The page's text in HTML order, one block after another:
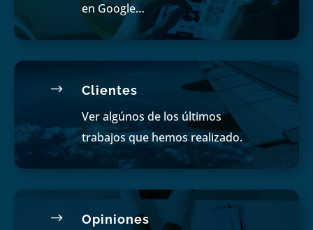
en Google…
$ Clientes
Ver algúnos de los últimos
trabajos que hemos realizado.
$ Opiniones